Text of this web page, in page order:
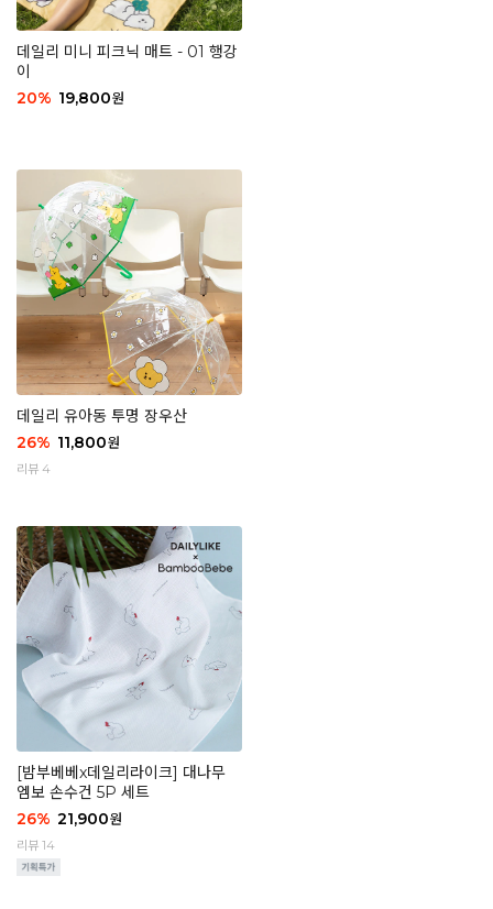
데일리 미니 피크닉 매트 - 01 행강
이
20% 19,800원
데일리 유아동 투명 장우산
26% 11,800원
리뷰 4
[밤부베베x데일리라이크] 대나무
엠보 손수건 5P 세트
26% 21,900원
리뷰 14